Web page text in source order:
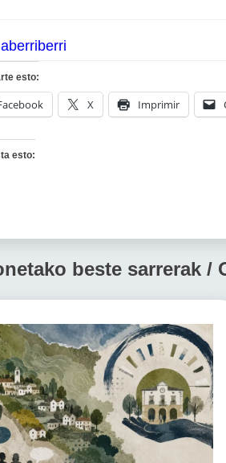
aberriberri
esto:
X Imprimir
esto:
beste sarrerak /